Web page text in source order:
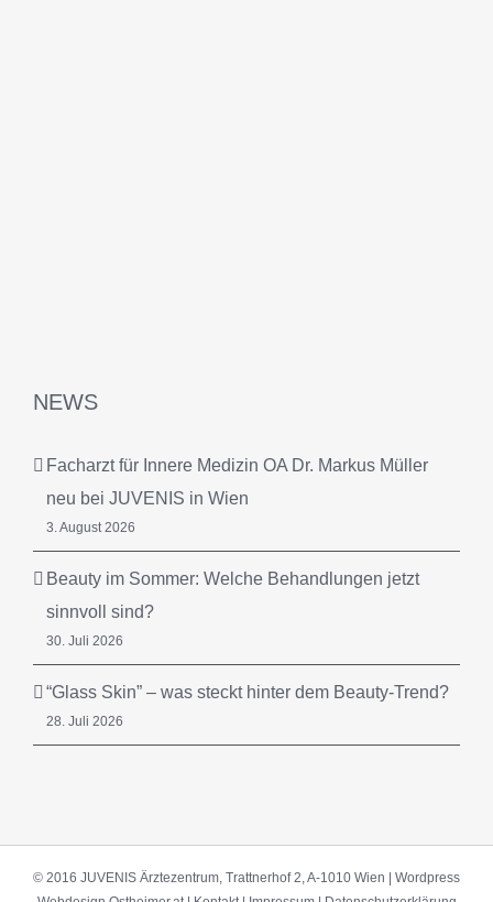
NEWS
Facharzt für Innere Medizin OA Dr. Markus Müller
neu bei JUVENIS in Wien
3. August 2026
Beauty im Sommer: Welche Behandlungen jetzt
sinnvoll sind?
30. Juli 2026
“Glass Skin” – was steckt hinter dem Beauty-Trend?
28. Juli 2026
© 2016 JUVENIS Ärztezentrum, Trattnerhof 2, A-1010 Wien | Wordpress